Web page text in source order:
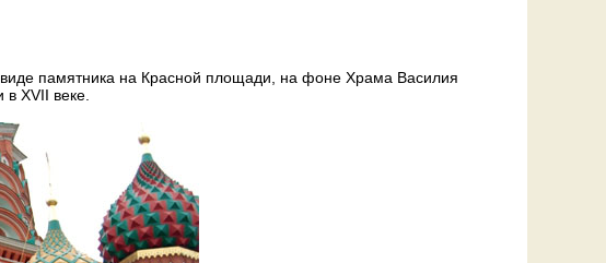
памятника на Красной площади, на фоне Храма Василия
XVII веке.